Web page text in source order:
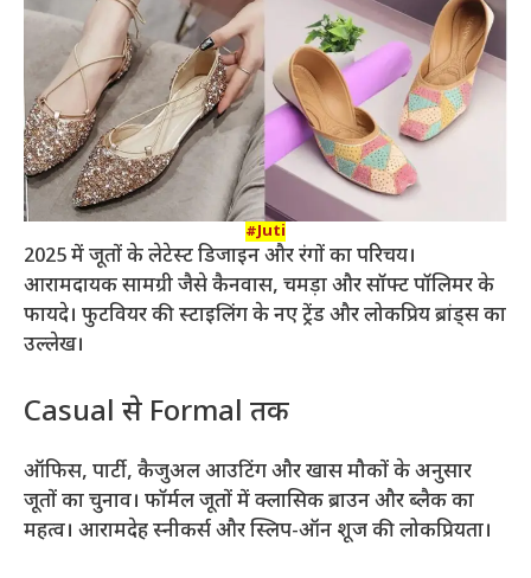
#Juti
2025 में जूतों के लेटेस्ट डिजाइन और रंगों का परिचय।
आरामदायक सामग्री जैसे कैनवास, चमड़ा और सॉफ्ट पॉलिमर के
फायदे। फुटवियर की स्टाइलिंग के नए ट्रेंड और लोकप्रिय ब्रांड्स का
उल्लेख।
Casual से Formal तक
ऑफिस, पार्टी, कैजुअल आउटिंग और खास मौकों के अनुसार
जूतों का चुनाव। फॉर्मल जूतों में क्लासिक ब्राउन और ब्लैक का
महत्व। आरामदेह स्नीकर्स और स्लिप-ऑन शूज की लोकप्रियता।